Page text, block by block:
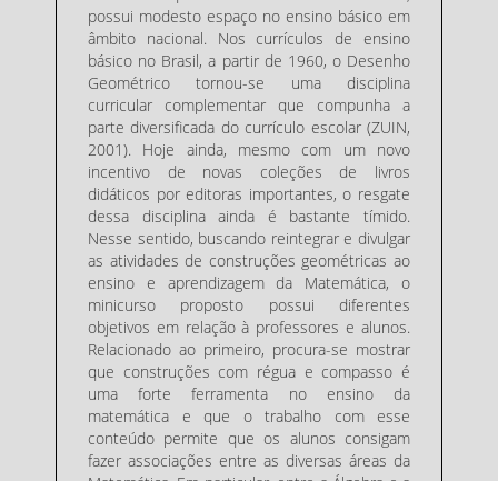
possui modesto espaço no ensino básico em
âmbito nacional. Nos currículos de ensino
básico no Brasil, a partir de 1960, o Desenho
Geométrico tornou-se uma disciplina
curricular complementar que compunha a
parte diversificada do currículo escolar (ZUIN,
2001). Hoje ainda, mesmo com um novo
incentivo de novas coleções de livros
didáticos por editoras importantes, o resgate
dessa disciplina ainda é bastante tímido.
Nesse sentido, buscando reintegrar e divulgar
as atividades de construções geométricas ao
ensino e aprendizagem da Matemática, o
minicurso proposto possui diferentes
objetivos em relação à professores e alunos.
Relacionado ao primeiro, procura-se mostrar
que construções com régua e compasso é
uma forte ferramenta no ensino da
matemática e que o trabalho com esse
conteúdo permite que os alunos consigam
fazer associações entre as diversas áreas da